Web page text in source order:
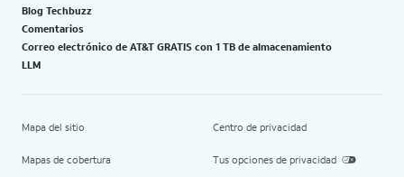
Blog Techbuzz
Comentarios
Correo electrónico de AT&T GRATIS con 1 TB de almacenamiento
LLM
Mapa del sitio
Mapas de cobertura
Centro de privacidad
Tus opciones de privacidad